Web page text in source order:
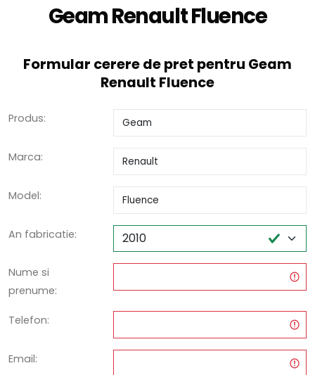
Geam Renault Fluence
Formular cerere de pret pentru Geam
Renault Fluence
Produs:
Marca:
Model:
An fabricatie:
Nume si
prenume:
Telefon:
Email: